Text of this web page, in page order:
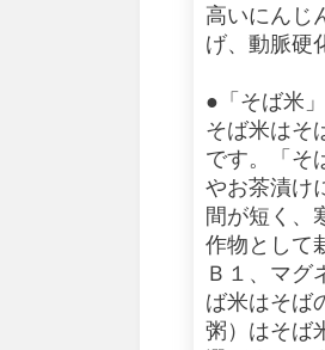
高いにんじ
げ、動脈硬
●「そば米」
そば米はそ
です。「そ
やお茶漬け
間が短く、
作物として
Ｂ１、マグ
ば米はそば
粥）はそば